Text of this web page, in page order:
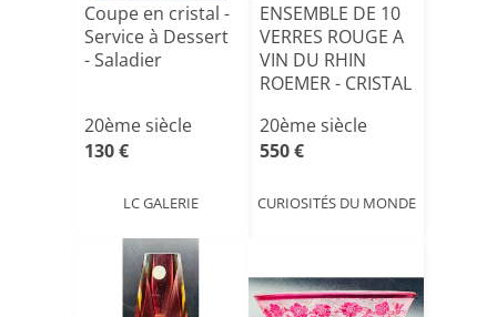
Coupe en cristal -
Service à Dessert
- Saladier
20ème siècle
130 €
LC GALERIE
ENSEMBLE DE 10
VERRES ROUGE A
VIN DU RHIN
ROEMER - CRISTAL
20ème siècle
550 €
CURIOSITÉS DU MONDE